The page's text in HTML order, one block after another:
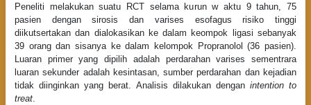
Peneliti melakukan suatu RCT selama kurun w aktu 9 tahun, 75
pasien dengan sirosis dan varises esofagus risiko tinggi
diikutsertakan dan dialokasikan ke dalam keompok ligasi sebanyak
39 orang dan sisanya ke dalam kelompok Propranolol (36 pasien).
Luaran primer yang dipilih adalah perdarahan varises sementrara
luaran sekunder adalah kesintasan, sumber perdarahan dan kejadian
tidak diinginkan yang berat. Analisis dilakukan dengan intention to
treat.